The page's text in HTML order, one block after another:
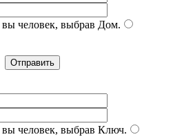
человек, выбрав Дом.
человек, выбрав Ключ.